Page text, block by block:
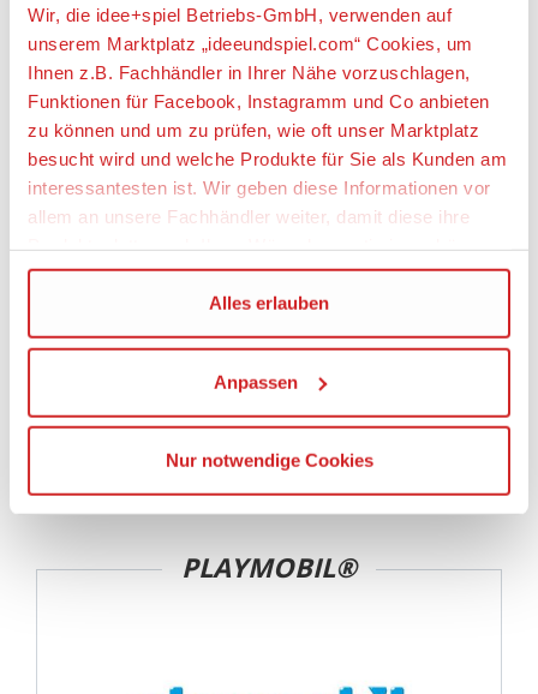
Wir, die idee+spiel Betriebs-GmbH, verwenden auf
unserem Marktplatz „ideeundspiel.com“ Cookies, um
Ihnen z.B. Fachhändler in Ihrer Nähe vorzuschlagen,
Funktionen für Facebook, Instagramm und Co anbieten
zu können und um zu prüfen, wie oft unser Marktplatz
besucht wird und welche Produkte für Sie als Kunden am
interessantesten ist. Wir geben diese Informationen vor
allem an unsere Fachhändler weiter, damit diese ihre
Wir verwenden den Google Tag Manager um weitere
Dienste einzubinden.
Wenn Sie auf „Alles erlauben“, klicken, werden ein Teil
Ihrer personenbezogener Daten in die USA übertragen.
Die USA ist ein Drittland, dass nicht von einem
Schutzniveau für personenbezogene Daten bietet. Durch
Alles erlauben
Anpassen
Nur notwendige Cookies
Geeignetes Alter
Ab 6 Jahre
Angaben zur Produktsicherheit:
Hersteller:
geobra Brandstätter Stiftung & Co. KG,
Brandstätterstraße 2 - 10, 90513 Zirndorf,
Deutschland, https://www.playmobil.com,
service@playmobil.de
Warnhinweise
Achtung! Nicht für Kinder unter 3 Jahren
geeignet, da Kleinteile verschluckt werden
PLAYMOBIL®